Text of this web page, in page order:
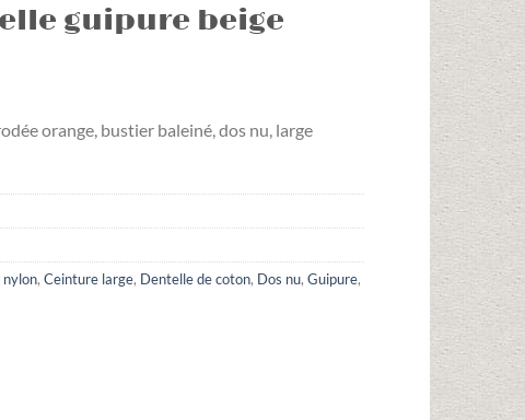
guipure beige
orange, bustier baleiné, dos nu, large
nylon, Ceinture large, Dentelle de coton, Dos nu, Guipure,